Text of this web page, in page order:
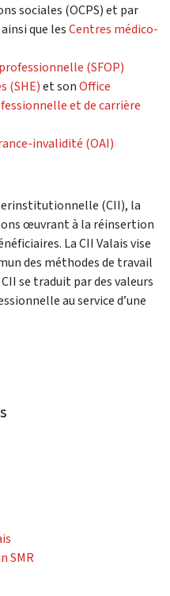
sociales (OCPS) et par
que lesCentres médico-
(SFOP)
(SHE)et sonOffice
et de carrière
invalidité (OAI)
(CII), la
œuvrant à la réinsertion
La CII Valais vise
des méthodes de travail
se traduit par des valeurs
au service d’une
SMR